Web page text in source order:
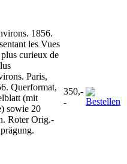
1856.
les Vues
curieux de
Paris,
Querformat,
(mit
sowie 20
Roter Orig.-
350,-
-